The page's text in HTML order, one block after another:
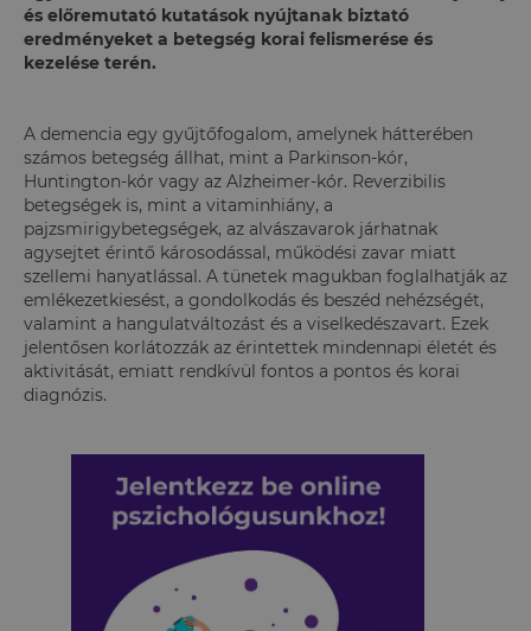
és előremutató kutatások nyújtanak biztató
eredményeket a betegség korai felismerése és
kezelése terén.
A demencia egy gyűjtőfogalom, amelynek hátterében
számos betegség állhat, mint a Parkinson-kór,
Huntington-kór vagy az Alzheimer-kór. Reverzibilis
betegségek is, mint a vitaminhiány, a
pajzsmirigybetegségek, az alvászavarok járhatnak
agysejtet érintő károsodással, működési zavar miatt
szellemi hanyatlással. A tünetek magukban foglalhatják az
emlékezetkiesést, a gondolkodás és beszéd nehézségét,
valamint a hangulatváltozást és a viselkedészavart. Ezek
jelentősen korlátozzák az érintettek mindennapi életét és
aktivitását, emiatt rendkívül fontos a pontos és korai
diagnózis.